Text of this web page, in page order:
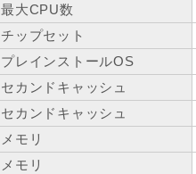
最大CPU数
チップセット
プレインストールOS
セカンドキャッシュ
セカンドキャッシュ
メモリ
メモリ